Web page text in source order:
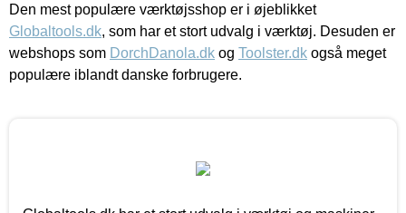
Den mest populære værktøjsshop er i øjeblikket
Globaltools.dk, som har et stort udvalg i værktøj. Desuden er
webshops som DorchDanola.dk og Toolster.dk også meget
populære iblandt danske forbrugere.